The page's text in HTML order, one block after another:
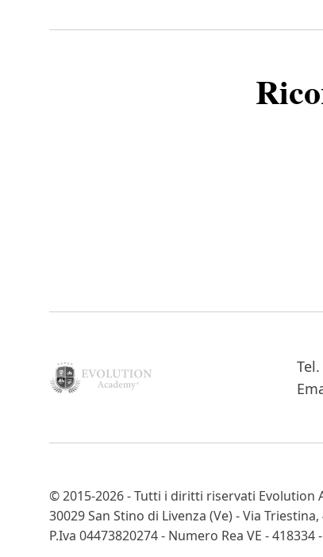
©2015-2026- Tutti i diritti riservati Evolution
30029 San Stino di Livenza (Ve) - Via Triestina,
P.Iva 04473820274 - Numero Rea VE - 418334 -